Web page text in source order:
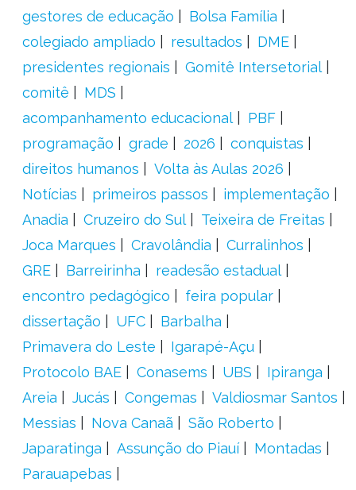
gestores de educação
Bolsa Família
colegiado ampliado
resultados
DME
presidentes regionais
Gomitê Intersetorial
comitê
MDS
acompanhamento educacional
PBF
programação
grade 2026
conquistas
direitos humanos
Volta às Aulas 2026
Notícias
primeiros passos
implementação
Anadia
Cruzeiro do Sul
Teixeira de Freitas
Joca Marques
Cravolândia
Curralinhos
GRE
Barreirinha
readesão estadual
encontro pedagógico
feira popular
dissertação
UFC
Barbalha
Primavera do Leste
Igarapé-Açu
Protocolo BAE
Conasems UBS
Ipiranga
Areia
Jucás Congemas
Valdiosmar Santos
Messias
Nova Canaã
São Roberto
Japaratinga
Assunção do Piauí
Montadas
Parauapebas